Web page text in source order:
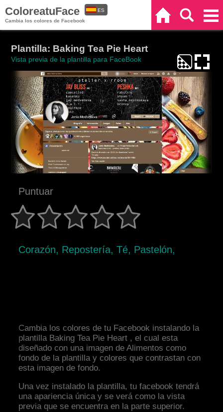
ColoreatuFace
Cambia los colores de Facebook
ES
Plantilla: Baking Tea Pie Heart
Vista previa de la plantilla para FaceBook
Puntuar
Corazón, Repostería, Té, Pastelón,
Cambia los colores de tu Facebook instalando la
plantilla Baking Tea Pie Heart , el cual esta
diseñado con una imagen de Alimentos como
fondo de la plantilla y colores que contrastan con
esta imagen de fondo.
Una vez instalado la plantilla, tu facebook tendrá
una apariencia única y se verá como la vista
previa que se encuentra en la parte superior.